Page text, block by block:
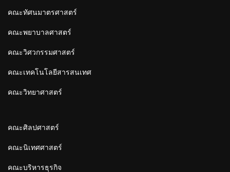
คณะทัศนมาตรศาสตร์
คณะพยาบาลศาสตร์
คณะวิศวกรรมศาสตร์
คณะเทคโนโลยีสารสนเทศ
คณะวิทยาศาสตร์
คณะศิลปศาสตร์
คณะนิเทศศาสตร์
คณะบริหารธุรกิจ